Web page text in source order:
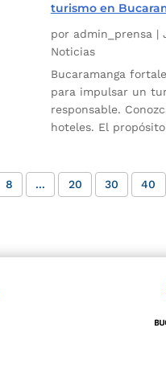
turismo en
por admin_prensa|
Noticias
Bucaramanga
para impulsar un
responsable.
hoteles. El
8 ... 20 30 40